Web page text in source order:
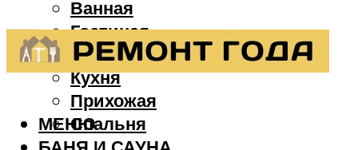
Ванная
Гостиная
Детская
Кухня
Прихожая
Спальня
МЕНЮ